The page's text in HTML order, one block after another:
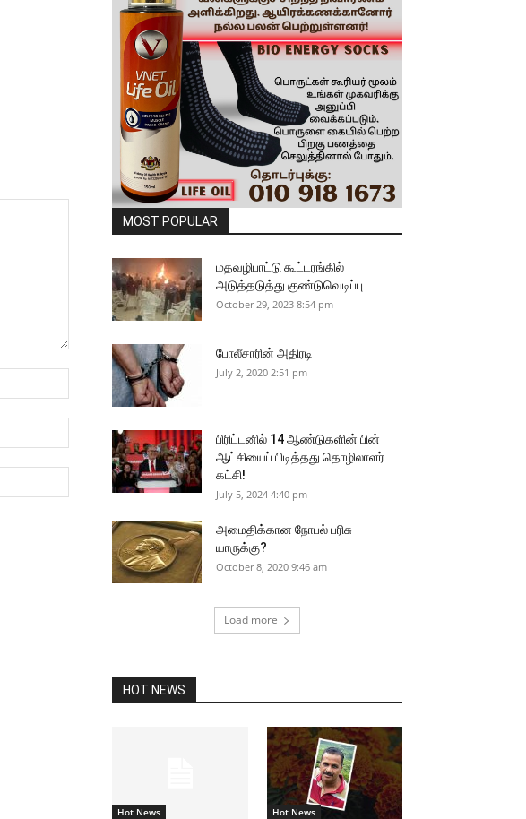
MOST POPULAR
மதவழிபாட்டு கூட்டரங்கில்
அடுத்தடுத்து குண்டுவெடிப்பு
October 29, 2023 8:54 pm
போலீசாரின் அதிரடி
July 2, 2020 2:51 pm
பிரிட்டனில் 14 ஆண்டுகளின் பின்
ஆட்சியைப் பிடித்தது தொழிலாளர்
கட்சி!
July 5, 2024 4:40 pm
அமைதிக்கான நோபல் பரிசு
யாருக்கு?
October 8, 2020 9:46 am
Load more
HOT NEWS
Hot News Hot News